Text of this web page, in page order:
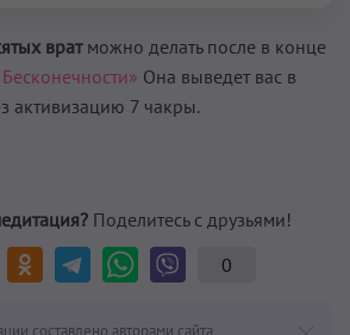
вратможно делать после в конце
Она выведет вас в
активизацию 7 чакры.
Поделитесь с друзьями!
0
составлено авторами сайта